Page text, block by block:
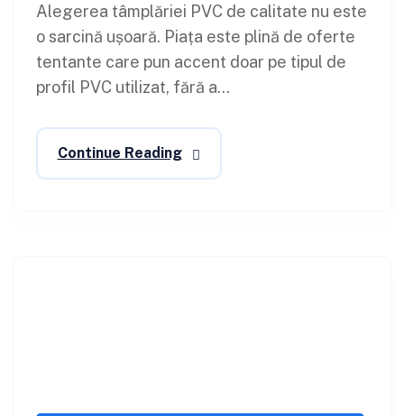
Alegerea tâmplăriei PVC de calitate nu este
o sarcină ușoară. Piața este plină de oferte
tentante care pun accent doar pe tipul de
profil PVC utilizat, fără a...
Continue Reading